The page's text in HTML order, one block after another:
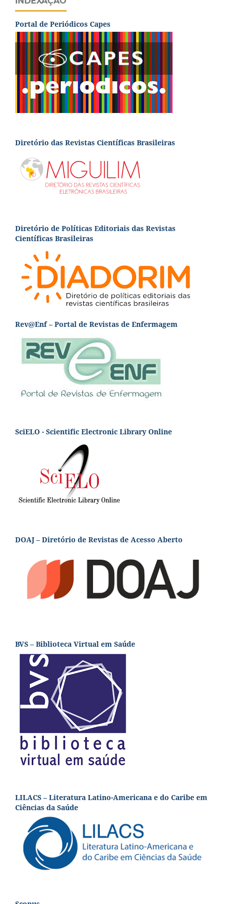
Portal de Periódicos Capes
Diretório das Revistas Científicas Brasileiras
Diretório de Políticas Editoriais das Revistas
Científicas Brasileiras
Rev@Enf – Portal de Revistas de Enfermagem
SciELO - Scientific Electronic Library Online
DOAJ – Diretório de Revistas de Acesso Aberto
BVS – Biblioteca Virtual em Saúde
LILACS – Literatura Latino-Americana e do Caribe em
Ciências da Saúde